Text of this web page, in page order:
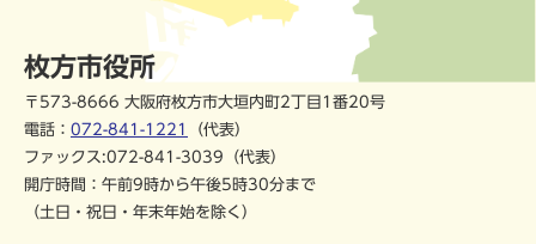
枚方市役所
〒573-8666 大阪府枚方市大垣内町2丁目1番20号
電話： 072-841-1221
（代表）
ファックス:072-841-3039（代表）
開庁時間：午前9時から午後5時30分まで
（土日・祝日・年末年始を除く）